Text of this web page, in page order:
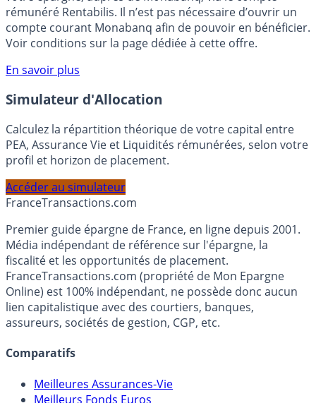
Bénéficiez de cette offre de placement sans risque pour
votre épargne, auprès de Monabanq, via le compte
rémunéré Rentabilis. Il n’est pas nécessaire d’ouvrir un
compte courant Monabanq afin de pouvoir en bénéficier.
Voir conditions sur la page dédiée à cette offre.
En savoir plus
Simulateur d'Allocation
Calculez la répartition théorique de votre capital entre
profil et horizon de placement.
FranceTransactions.com
Premier guide épargne de France, en ligne depuis 2001.
Média indépendant de référence sur l'épargne, la
fiscalité et les opportunités de placement.
FranceTransactions.com (propriété de Mon Epargne
Online) est 100% indépendant, ne possède donc aucun
assureurs, sociétés de gestion, CGP, etc.
Comparatifs